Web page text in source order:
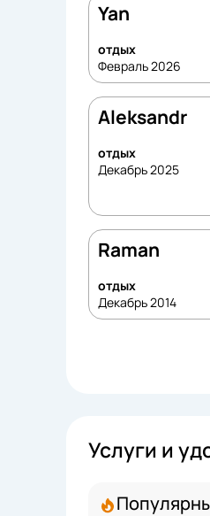
Yan
отдых
Февраль 2026
Aleksandr
отдых
Декабрь 2025
Raman
отдых
Декабрь 2014
Услуги и